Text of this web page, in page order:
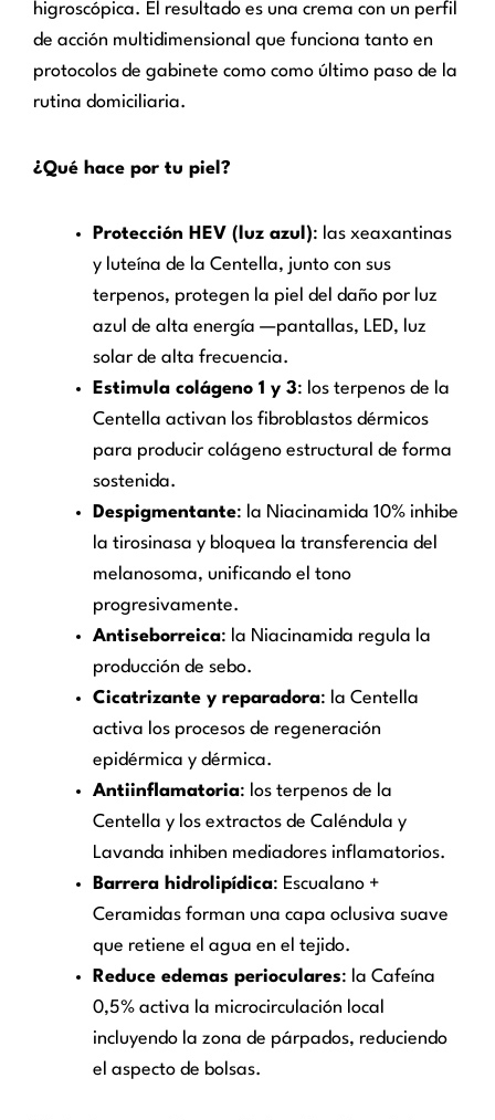
higroscópica. El resultado es una crema con un perfil
de acción multidimensional que funciona tanto en
protocolos de gabinete como como último paso de la
rutina domiciliaria.
¿Qué hace por tu piel?
Protección HEV (luz azul): las xeaxantinas
y luteína de la Centella, junto con sus
terpenos, protegen la piel del daño por luz
azul de alta energía —pantallas, LED, luz
solar de alta frecuencia.
Estimula colágeno 1 y 3: los terpenos de la
Centella activan los fibroblastos dérmicos
para producir colágeno estructural de forma
sostenida.
Despigmentante: la Niacinamida 10% inhibe
la tirosinasa y bloquea la transferencia del
melanosoma, unificando el tono
progresivamente.
Antiseborreica: la Niacinamida regula la
producción de sebo.
Cicatrizante y reparadora: la Centella
activa los procesos de regeneración
epidérmica y dérmica.
Antiinflamatoria: los terpenos de la
Centella y los extractos de Caléndula y
Lavanda inhiben mediadores inflamatorios.
Barrera hidrolipídica: Escualano +
Ceramidas forman una capa oclusiva suave
que retiene el agua en el tejido.
Reduce edemas perioculares: la Cafeína
0,5% activa la microcirculación local
incluyendo la zona de párpados, reduciendo
el aspecto de bolsas.